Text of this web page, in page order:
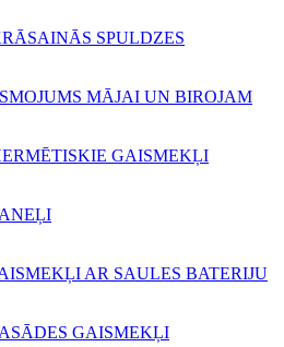
SPULDZES
MĀJAI UN BIROJAM
GAISMEKĻI
AR SAULES BATERIJU
GAISMEKĻI